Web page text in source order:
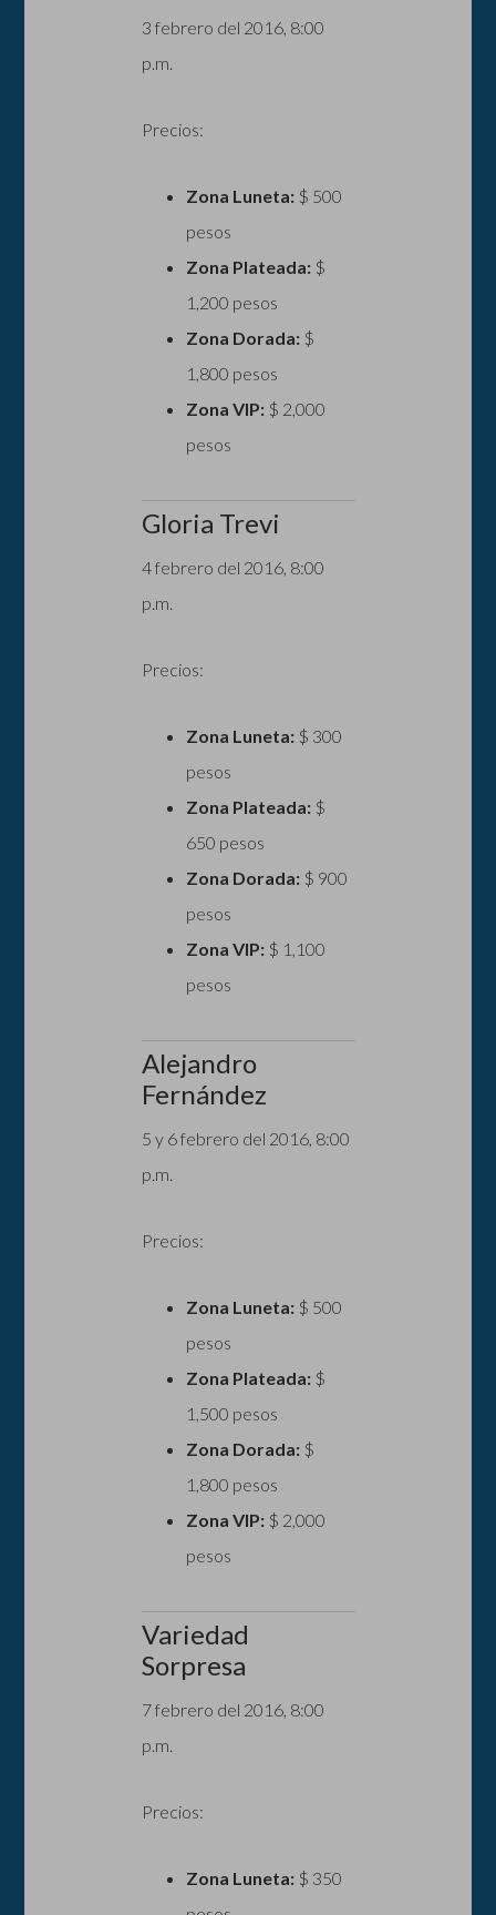
3 febrero del 2016, 8:00
p.m.
Precios:
Zona Luneta:$ 500
pesos
Zona Plateada:$
1,200 pesos
Zona Dorada:$
1,800 pesos
Zona VIP:$ 2,000
pesos
Gloria Trevi
4 febrero del 2016, 8:00
p.m.
Precios:
Zona Luneta:$ 300
pesos
Zona Plateada:$
650 pesos
Zona Dorada:$ 900
pesos
Zona VIP:$ 1,100
pesos
Alejandro
Fernández
5 y 6 febrero del 2016, 8:00
p.m.
Precios:
Zona Luneta:$ 500
pesos
Zona Plateada:$
1,500 pesos
Zona Dorada:$
1,800 pesos
Zona VIP:$ 2,000
pesos
Variedad
Sorpresa
7 febrero del 2016, 8:00
p.m.
Precios:
Zona Luneta:$ 350